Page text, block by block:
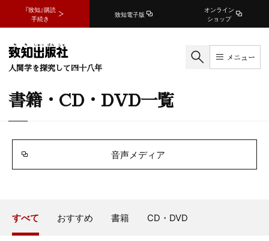
『致知』購読
手続き
致知電子版
オンライン
ショップ
人間学を探究して四十八年
メニュー
書籍・CD・DVD一覧
音声メディア
すべて おすすめ 書籍 CD・DVD